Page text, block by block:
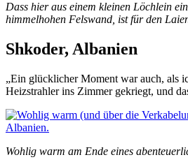
Dass hier aus einem kleinen Löchlein
himmelhohen Felswand, ist für den
Shkoder, Albanien
„Ein glücklicher Moment war auch, als
Heizstrahler ins Zimmer gekriegt, und
Wohlig warm am Ende eines